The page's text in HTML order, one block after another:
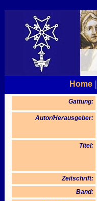
Home|
Gattung:
Autor/Herausgeber:
Titel:
Zeitschrift:
Band: